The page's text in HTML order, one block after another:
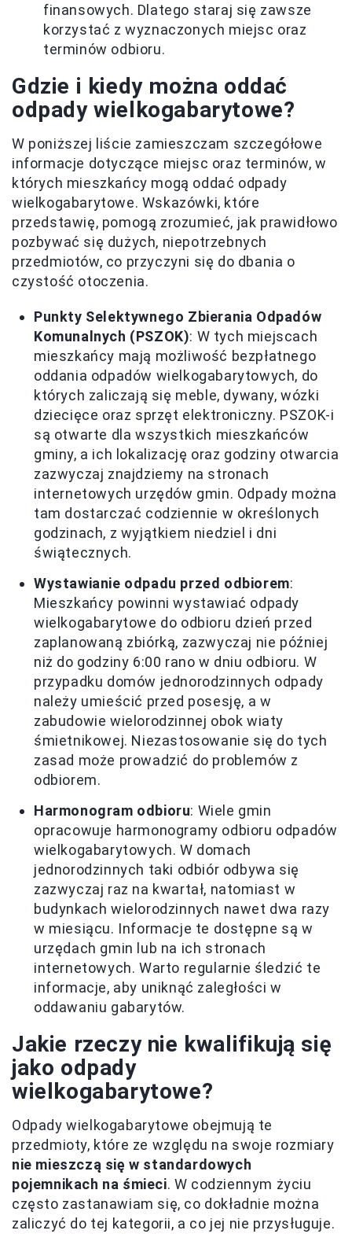
finansowych. Dlatego staraj się zawsze
korzystać z wyznaczonych miejsc oraz
terminów odbioru.
Gdzie i kiedy można oddać
odpady wielkogabarytowe?
W poniższej liście zamieszczam szczegółowe
informacje dotyczące miejsc oraz terminów, w
których mieszkańcy mogą oddać odpady
wielkogabarytowe. Wskazówki, które
przedstawię, pomogą zrozumieć, jak prawidłowo
pozbywać się dużych, niepotrzebnych
przedmiotów, co przyczyni się do dbania o
czystość otoczenia.
Punkty Selektywnego Zbierania Odpadów
Komunalnych (PSZOK): W tych miejscach
mieszkańcy mają możliwość bezpłatnego
oddania odpadów wielkogabarytowych, do
których zaliczają się meble, dywany, wózki
dziecięce oraz sprzęt elektroniczny. PSZOK-i
są otwarte dla wszystkich mieszkańców
gminy, a ich lokalizację oraz godziny otwarcia
zazwyczaj znajdziemy na stronach
internetowych urzędów gmin. Odpady można
tam dostarczać codziennie w określonych
godzinach, z wyjątkiem niedziel i dni
świątecznych.
Wystawianie odpadu przed odbiorem:
Mieszkańcy powinni wystawiać odpady
wielkogabarytowe do odbioru dzień przed
zaplanowaną zbiórką, zazwyczaj nie później
niż do godziny 6:00 rano w dniu odbioru. W
przypadku domów jednorodzinnych odpady
należy umieścić przed posesję, a w
zabudowie wielorodzinnej obok wiaty
śmietnikowej. Niezastosowanie się do tych
zasad może prowadzić do problemów z
odbiorem.
Harmonogram odbioru: Wiele gmin
opracowuje harmonogramy odbioru odpadów
wielkogabarytowych. W domach
jednorodzinnych taki odbiór odbywa się
zazwyczaj raz na kwartał, natomiast w
budynkach wielorodzinnych nawet dwa razy
w miesiącu. Informacje te dostępne są w
urzędach gmin lub na ich stronach
internetowych. Warto regularnie śledzić te
informacje, aby uniknąć zaległości w
oddawaniu gabarytów.
Jakie rzeczy nie kwalifikują się
jako odpady
wielkogabarytowe?
Odpady wielkogabarytowe obejmują te
przedmioty, które ze względu na swoje rozmiary
nie mieszczą się w standardowych
pojemnikach na śmieci. W codziennym życiu
często zastanawiam się, co dokładnie można
zaliczyć do tej kategorii, a co jej nie przysługuje.